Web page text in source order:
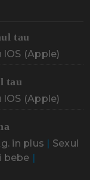
tau
(Apple)
tau
(Apple)
in plus | Sexul
bebe |